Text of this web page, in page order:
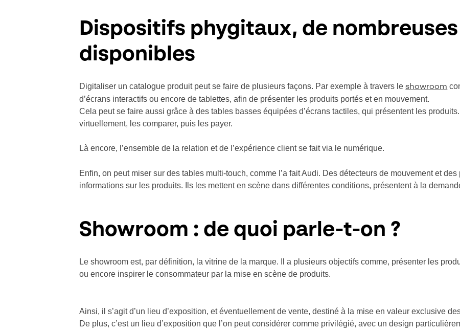
Dispositifs phygitaux, de
disponibles
Digitaliser un catalogue produit peut se faire de plusieurs façons. Par exemple à travers leshowroom
d’écrans interactifs ou encore de tablettes, afin de présenter les produits portés et en mouvement.
Cela peut se faire aussi grâce à des tables basses équipées d’écrans tactiles, qui présentent les
virtuellement, les comparer, puis les payer.
Là encore, l’ensemble de la relation et de l’expérience client se fait via le numérique.
Enfin, on peut miser sur des tables multi-touch, comme l’a fait Audi. Des détecteurs de mouvement et
informations sur les produits. Ils les mettent en scène dans différentes conditions, présentent à la
Showroom : de quoi parle-t-on ?
Le showroom est, par définition, la vitrine de la marque. Il a plusieurs objectifs comme, présenter les
ou encore inspirer le consommateur par la mise en scène de produits.
Ainsi, il s’agit d’un lieu d’exposition, et éventuellement de vente, destiné à la mise en valeur exclusive
De plus, c’est un lieu d’exposition que l’on peut considérer comme privilégié, avec un design